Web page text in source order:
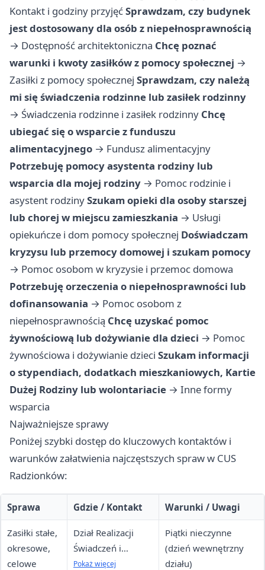
Kontakt i godziny przyjęćSprawdzam, czy budynek
jest dostosowany dla osób z niepełnosprawnością
→ Dostępność architektoniczna Chcę poznać
warunki i kwoty zasiłków z pomocy społecznej →
Zasiłki z pomocy społecznej Sprawdzam, czy należą
mi się świadczenia rodzinne lub zasiłek rodzinny
→ Świadczenia rodzinne i zasiłek rodzinny Chcę
ubiegać się o wsparcie z funduszu
alimentacyjnego → Fundusz alimentacyjny
Potrzebuję pomocy asystenta rodziny lub
wsparcia dla mojej rodziny → Pomoc rodzinie i
asystent rodzinySzukam opieki dla osoby starszej
lub chorej w miejscu zamieszkania → Usługi
opiekuńcze i dom pomocy społecznej Doświadczam
kryzysu lub przemocy domowej i szukam pomocy
→ Pomoc osobom w kryzysie i przemoc domowa
Potrzebuję orzeczenia o niepełnosprawności lub
dofinansowania → Pomoc osobom z
niepełnosprawnością Chcę uzyskać pomoc
żywnościową lub dożywianie dla dzieci → Pomoc
żywnościowa i dożywianie dzieci Szukam informacji
o stypendiach, dodatkach mieszkaniowych, Kartie
Dużej Rodziny lub wolontariacie → Inne formy
wsparcia
Najważniejsze sprawy
Poniżej szybki dostęp do kluczowych kontaktów i
warunków załatwienia najczęstszych spraw w CUS
Radzionków:
Sprawa Gdzie / Kontakt Warunki / Uwagi
Zasiłki stałe,
okresowe,
celowe
Dział Realizacji
Świadczeń i
Dodatków, tel. 32
Pokaż więcej
Piątki nieczynne
(dzień wewnętrzny
działu)